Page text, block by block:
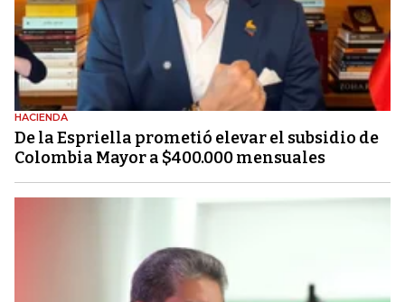
HACIENDA
De la Espriella prometió elevar el subsidio de
Colombia Mayor a $400.000 mensuales